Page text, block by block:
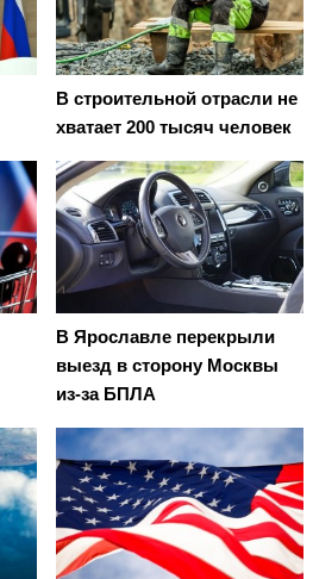
В строительной отрасли не
хватает 200 тысяч человек
В Ярославле перекрыли
выезд в сторону Москвы
из-за БПЛА